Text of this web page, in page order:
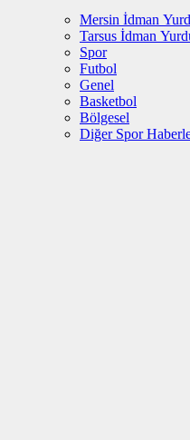
Mersin İdman
Tarsus İdman
Spor
Futbol
Genel
Basketbol
Bölgesel
Diğer Spor